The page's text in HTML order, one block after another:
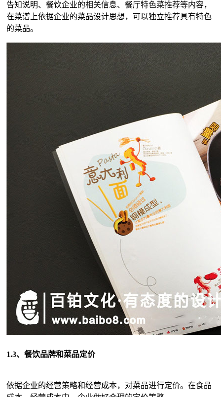
告知说明、餐饮企业的相关信息、餐厅特色菜推荐等内容，
在菜谱上依据企业的菜品设计思想，可以独立推荐具有特色
的菜品。
1.3、餐饮品牌和菜品定价
依据企业的经营策略和经营成本，对菜品进行定价。在食品